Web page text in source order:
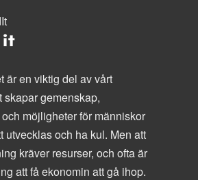
är en viktig del av vårt
skapar gemenskap,
möjligheter för människor
utvecklas och ha kul. Men att
kräver resurser, och ofta är
att få ekonomin att gå ihop.